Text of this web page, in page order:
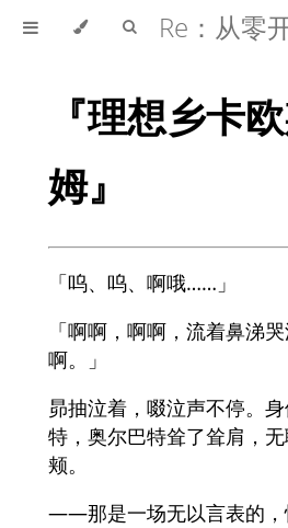
『理想乡卡
姆』
「呜、呜、啊哦……」
「啊啊，啊啊，流着鼻涕
啊。」
昴抽泣着，啜泣声不停。
特，奥尔巴特耸了耸肩，
颊。
——那是一场无以言表的，